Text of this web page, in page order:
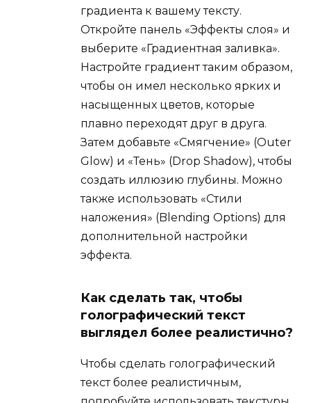
градиента к вашему тексту.
Откройте панель «Эффекты слоя» и
выберите «Градиентная заливка».
Настройте градиент таким образом,
чтобы он имел несколько ярких и
насыщенных цветов, которые
плавно переходят друг в друга.
Затем добавьте «Смягчение» (Outer
Glow) и «Тень» (Drop Shadow), чтобы
создать иллюзию глубины. Можно
также использовать «Стили
наложения» (Blending Options) для
дополнительной настройки
эффекта.
Как сделать так, чтобы
голографический текст
выглядел более реалистично?
Чтобы сделать голографический
текст более реалистичным,